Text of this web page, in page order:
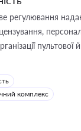
регулювання
пультової
комплекс